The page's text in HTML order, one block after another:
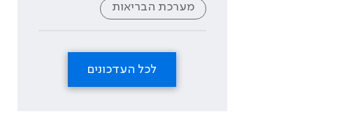
מערכת הבריאות
לכל העדכונים